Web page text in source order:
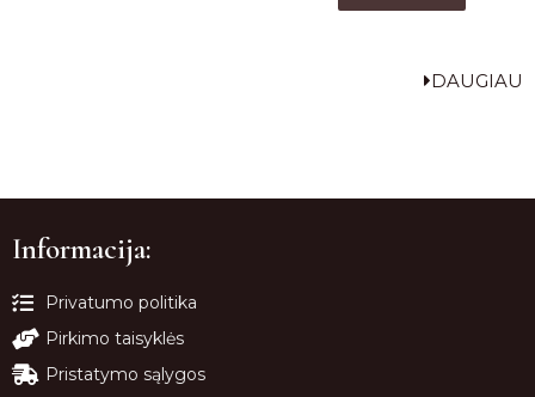
DAUGIAU
Informacija:
Privatumo politika
Pirkimo taisyklės
Pristatymo sąlygos